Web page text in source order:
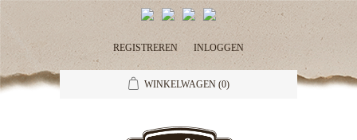
REGISTREREN INLOGGEN
WINKELWAGEN (0)